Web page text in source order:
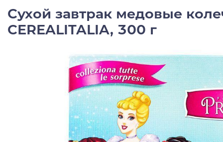
Сухой завтрак медовые
CEREALITALIA, 300 г